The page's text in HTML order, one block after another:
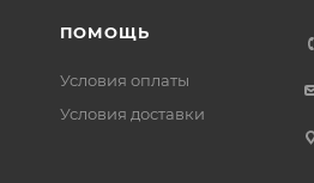
ПОМОЩЬ
Условия оплаты
Условия доставки